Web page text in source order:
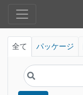
全て パッケージ